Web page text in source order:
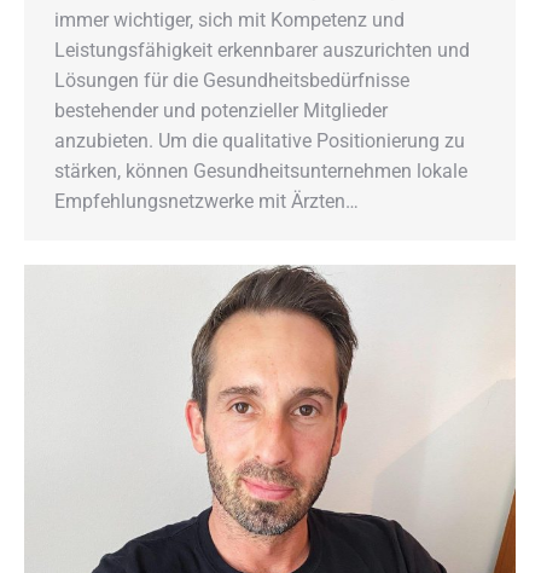
immer wichtiger, sich mit Kompetenz und
Leistungsfähigkeit erkennbarer auszurichten und
Lösungen für die Gesundheitsbedürfnisse
bestehender und potenzieller Mitglieder
anzubieten. Um die qualitative Positionierung zu
stärken, können Gesundheitsunternehmen lokale
Empfehlungsnetzwerke mit Ärzten…